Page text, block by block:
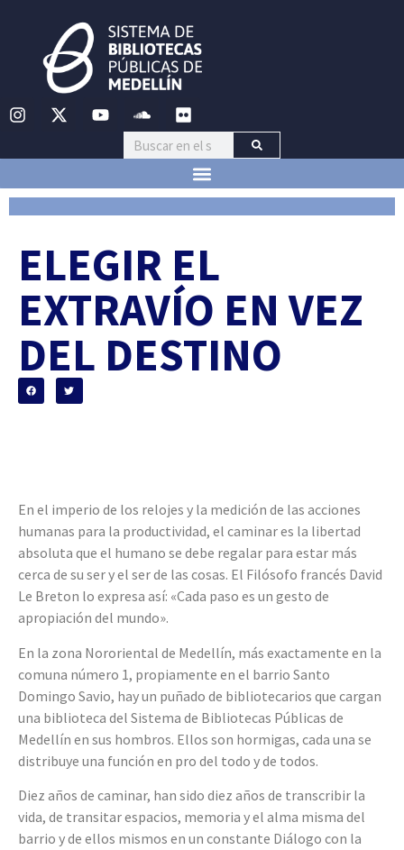
ELEGIR EL
EXTRAVÍO EN VEZ
DEL DESTINO
En el imperio de los relojes y la medición de las acciones
humanas para la productividad, el caminar es la libertad
absoluta que el humano se debe regalar para estar más
cerca de su ser y el ser de las cosas. El Filósofo francés David
Le Breton lo expresa así: «Cada paso es un gesto de
apropiación del mundo».
En la zona Nororiental de Medellín, más exactamente en la
comuna número 1, propiamente en el barrio Santo
Domingo Savio, hay un puñado de bibliotecarios que cargan
una biblioteca del Sistema de Bibliotecas Públicas de
Medellín en sus hombros. Ellos son hormigas, cada una se
distribuye una función en pro del todo y de todos.
Diez años de caminar, han sido diez años de transcribir la
vida, de transitar espacios, memoria y el alma misma del
barrio y de ellos mismos en un constante Diálogo con la